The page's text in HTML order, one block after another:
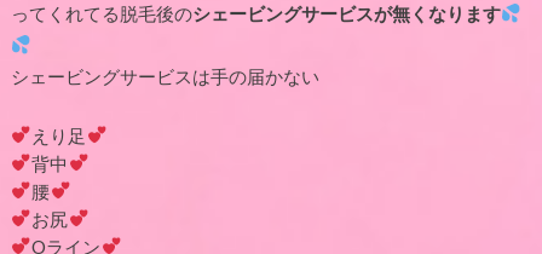
ってくれてる脱毛後のシェービングサービスが無くなります
シェービングサービスは手の届かない
えり足
背中
腰
お尻
Oライン